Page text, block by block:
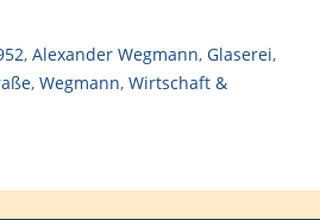
, Alexander Wegmann, Glaserei,
, Wegmann, Wirtschaft &